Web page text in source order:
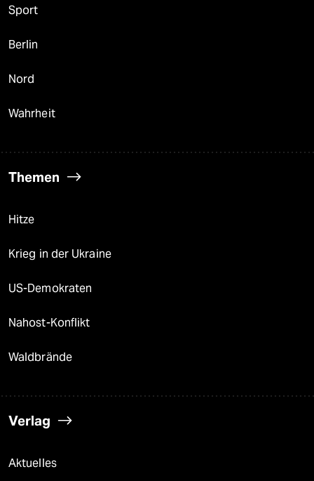
Sport
Berlin
Nord
Wahrheit
Themen
Hitze
Krieg in der Ukraine
US-Demokraten
Nahost-Konflikt
Waldbrände
Verlag
Aktuelles